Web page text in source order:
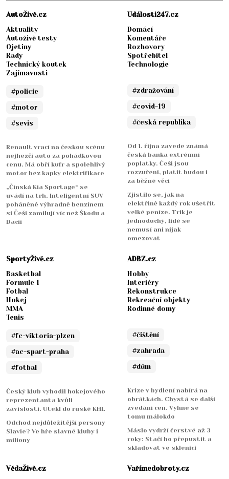
AutoŽivě.cz
Aktuality
Autoživě testy
Ojetiny
Rady
Technický koutek
Zajímavosti
#policie
#motor
#sevis
Renault vrací na českou scénu
nejhezčí auto za pohádkovou
cenu. Má obří kufr a spolehlivý
motor bez kapky elektrifikace
„Čínská Kia Sportage“ se
uvádí na trh. Inteligentní SUV
poháněné výhradně benzínem
si Češi zamilují víc než Škodu a
Dacii
Události247.cz
Domácí
Komentáře
Rozhovory
Spotřebitel
Technologie
#zdražování
#covid-19
#česká republika
Od 1. října zavede známá
česká banka extrémní
poplatky. Češi jsou
rozzuřeni, platit budou i
za běžné věci
Zjistilo se, jak na
elektřině každý rok ušetřit
velké peníze. Trik je
jednoduchý, lidé se
nemusí ani nijak
omezovat
SportyŽivě.cz
Basketbal
Formule 1
Fotbal
Hokej
MMA
Tenis
#fc-viktoria-plzen
#ac-spart-praha
#fotbal
Český klub vyhodil hokejového
reprezentanta kvůli
závislosti. Utekl do ruské KHL
Odchod nejdůležitější persony
Slavie? Ve hře slavné kluby i
miliony
ADBZ.cz
Hobby
Interiéry
Rekonstrukce
Rekreační objekty
Rodinné domy
#čištění
#zahrada
#dům
Krize v bydlení nabírá na
obrátkách. Chystá se další
zvedání cen. Vyhne se
tomu málokdo
Máslo vydrží čerstvé až 3
roky: Stačí ho přepustit a
skladovat ve sklenici
VědaŽivě.cz
Vařímedobroty.cz